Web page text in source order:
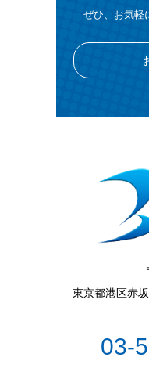
ぜひ、お気軽
東京都港区赤
03-